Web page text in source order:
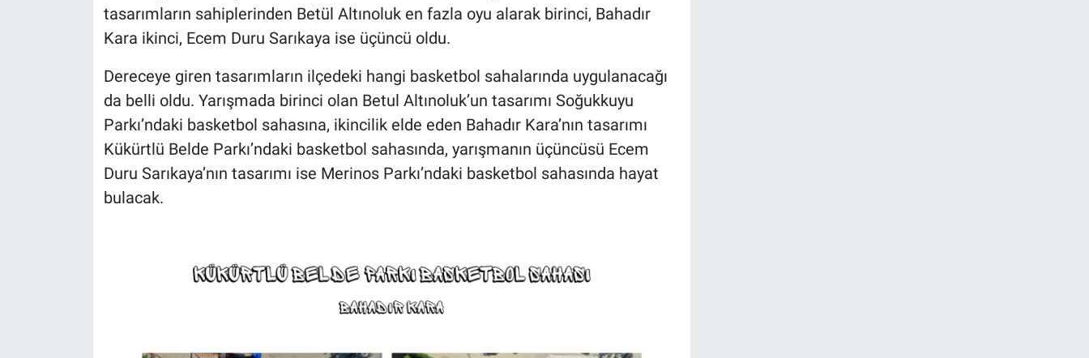
tasarımların sahiplerinden Betül Altınoluk en fazla oyu alarak birinci, Bahadır
Kara ikinci, Ecem Duru Sarıkaya ise üçüncü oldu.
Dereceye giren tasarımların ilçedeki hangi basketbol sahalarında uygulanacağı
da belli oldu. Yarışmada birinci olan Betul Altınoluk’un tasarımı Soğukkuyu
Parkı’ndaki basketbol sahasına, ikincilik elde eden Bahadır Kara’nın tasarımı
Kükürtlü Belde Parkı’ndaki basketbol sahasında, yarışmanın üçüncüsü Ecem
Duru Sarıkaya’nın tasarımı ise Merinos Parkı’ndaki basketbol sahasında hayat
bulacak.